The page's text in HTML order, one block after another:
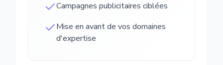
Campagnes publicitaires ciblées
Mise en avant de vos domaines
d'expertise